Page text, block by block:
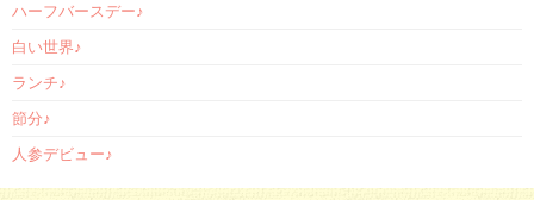
ハーフバースデー♪
白い世界♪
ランチ♪
節分♪
人参デビュー♪